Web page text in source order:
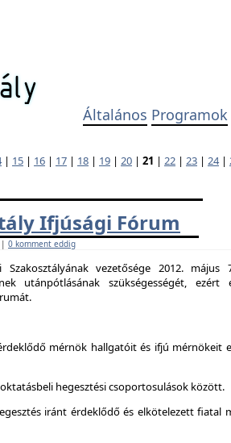
Általános Programok
| 15 | 16 | 17 | 18 | 19 | 20 | 21 | 22 | 23 | 24|
Ifjúsági Fórum
| 0 komment eddig
vezetősége 2012. május
utánpótlásának szükségességét, ezért
mérnök hallgatóit és ifjú mérnökeit
hegesztési csoportosulások között.
iránt érdeklődő és elkötelezett fiatal